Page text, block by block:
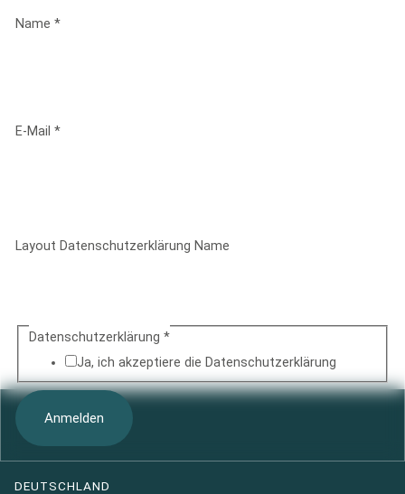
Name *
E-Mail *
Layout Datenschutzerklärung Name
Datenschutzerklärung *
Ja, ich akzeptiere die Datenschutz­erklärung
Anmelden
DEUTSCHLAND